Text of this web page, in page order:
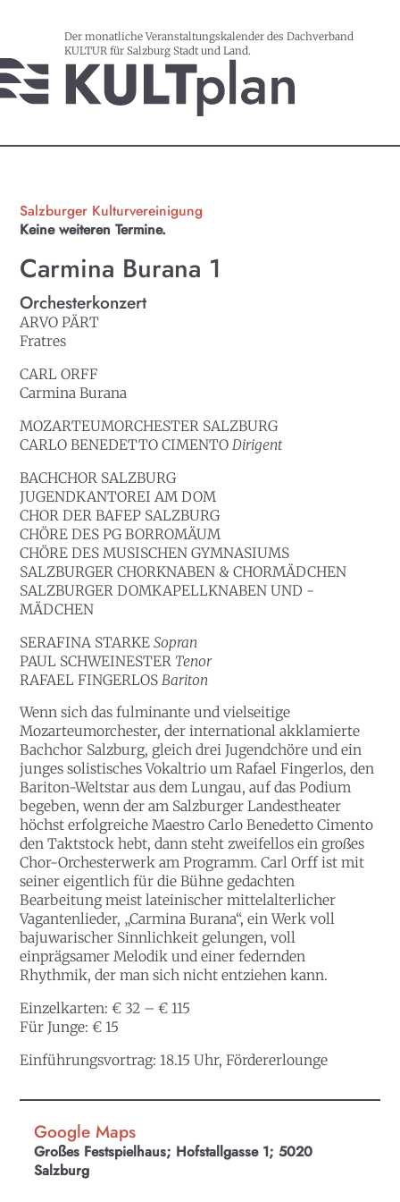
Der monatliche Veranstaltungskalender des Dachverband
KULTUR für Salzburg Stadt und Land.
Salzburger Kulturvereinigung
Keine weiteren Termine.
Carmina Burana 1
Orchesterkonzert
ARVO PÄRT
Fratres
CARL ORFF
Carmina Burana
MOZARTEUMORCHESTER SALZBURG
CARLO BENEDETTO CIMENTO Dirigent
BACHCHOR SALZBURG
JUGENDKANTOREI AM DOM
CHOR DER BAFEP SALZBURG
CHÖRE DES PG BORROMÄUM
CHÖRE DES MUSISCHEN GYMNASIUMS
SALZBURGER CHORKNABEN & CHORMÄDCHEN
SALZBURGER DOMKAPELLKNABEN UND -
MÄDCHEN
SERAFINA STARKESopran
PAUL SCHWEINESTER Tenor
RAFAEL FINGERLOS Bariton
Wenn sich das fulminante und vielseitige
Mozarteumorchester, der international akklamierte
Bachchor Salzburg, gleich drei Jugendchöre und ein
junges solistisches Vokaltrio um Rafael Fingerlos, den
Bariton-Weltstar aus dem Lungau, auf das Podium
begeben, wenn der am Salzburger Landestheater
höchst erfolgreiche Maestro Carlo Benedetto Cimento
den Taktstock hebt, dann steht zweifellos ein großes
Chor-Orchesterwerk am Programm. Carl Orff ist mit
seiner eigentlich für die Bühne gedachten
Bearbeitung meist lateinischer mittelalterlicher
Vagantenlieder, „Carmina Burana“, ein Werk voll
bajuwarischer Sinnlichkeit gelungen, voll
einprägsamer Melodik und einer federnden
Rhythmik, der man sich nicht entziehen kann.
Einzelkarten: € 32 – € 115
Für Junge: € 15
Einführungsvortrag: 18.15 Uhr, Fördererlounge
Google Maps
Großes Festspielhaus; Hofstallgasse 1; 5020
Salzburg